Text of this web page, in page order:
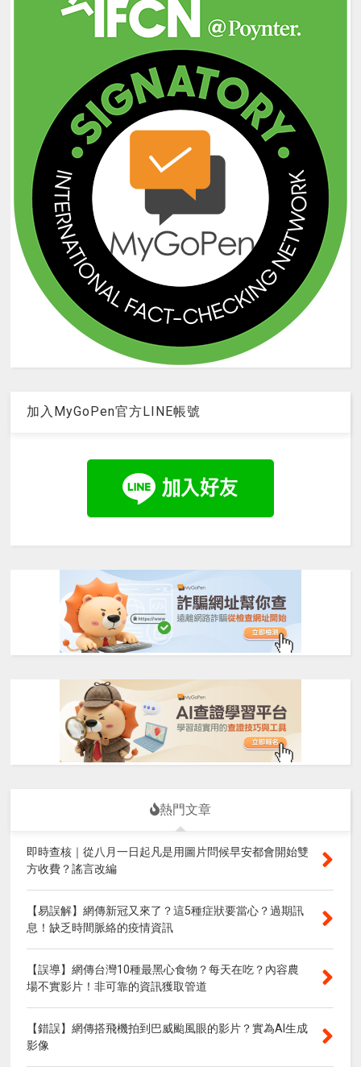
加入MyGoPen官方LINE帳號
熱門文章
即時查核｜從八月一日起凡是用圖片問候早安都會開始雙
方收費？謠言改編
【易誤解】網傳新冠又來了？這5種症狀要當心？過期訊
息！缺乏時間脈絡的疫情資訊
【誤導】網傳台灣10種最黑心食物？每天在吃？內容農
場不實影片！非可靠的資訊獲取管道
【錯誤】網傳搭飛機拍到巴威颱風眼的影片？實為AI生成
影像